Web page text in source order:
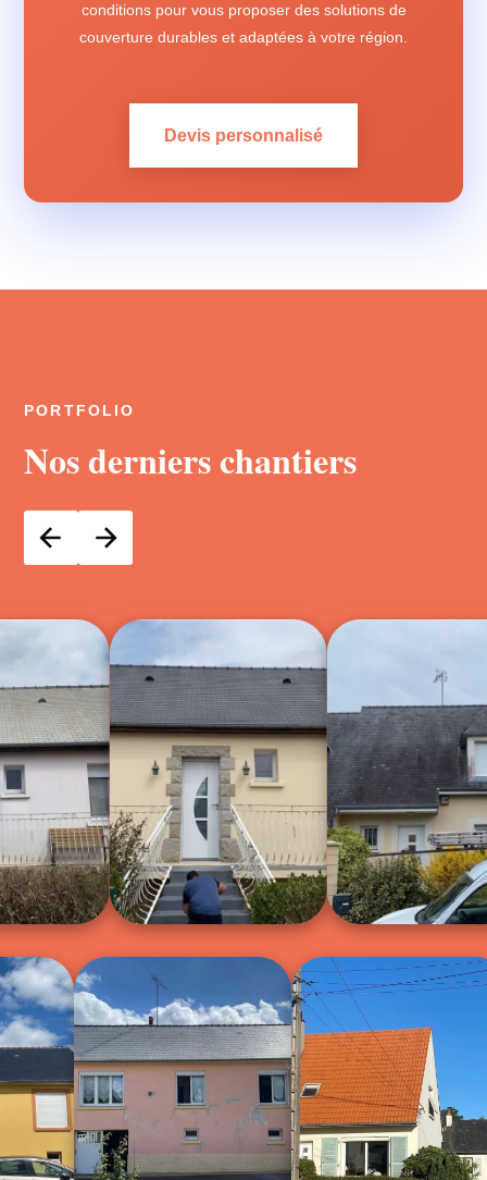
conditions pour vous proposer des solutions de
couverture durables et adaptées à votre région.
Devis personnalisé
PORTFOLIO
Nos derniers chantiers